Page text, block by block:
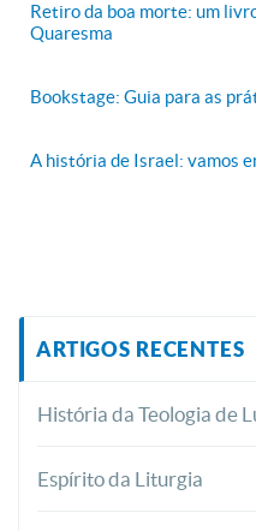
Retiro da boa morte: um
Quaresma
Bookstage: Guia para as
A história de Israel: vamos
ARTIGOS RECENTES
História da Teologia de
Espírito da Liturgia